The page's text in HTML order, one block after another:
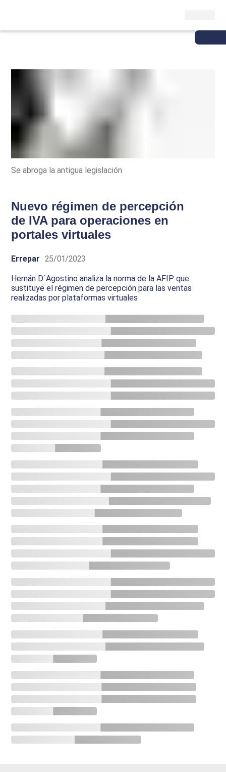
Se abroga la antigua legislación
Nuevo régimen de percepción
de IVA para operaciones en
portales virtuales
Errepar 25/01/2023
Hernán D´Agostino analiza la norma de la AFIP que
sustituye el régimen de percepción para las ventas
realizadas por plataformas virtuales